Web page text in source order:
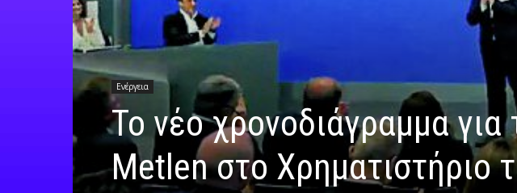
Ενέργεια
To νέο χρονοδιάγραμμα
Metlen στο Χρηματιστήριο